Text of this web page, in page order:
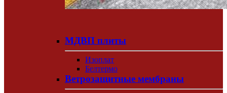
МДВП плиты
Изоплат
Белтермо
Ветрозащитные мембраны